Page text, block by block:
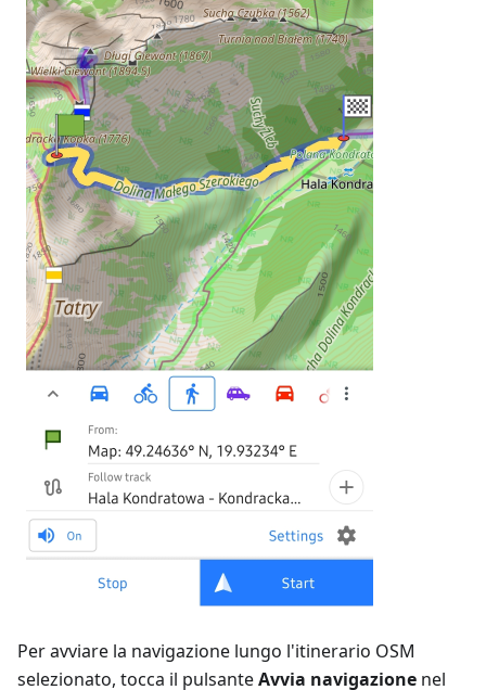
Per avviare la navigazione lungo l'itinerario OSM
selezionato, tocca il pulsanteAvvia navigazione nel